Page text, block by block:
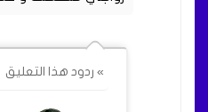
» ردود هذا التعليق